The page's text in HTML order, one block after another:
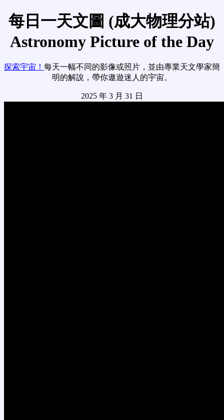
每日一天文圖 (成大物理分站)
Astronomy Picture of the Day
探索宇宙！ 每天一幅不同的影像或照片，並由專業天文學家簡
明的解說，帶你遨遊迷人的宇宙。
2025 年 3 月 31 日